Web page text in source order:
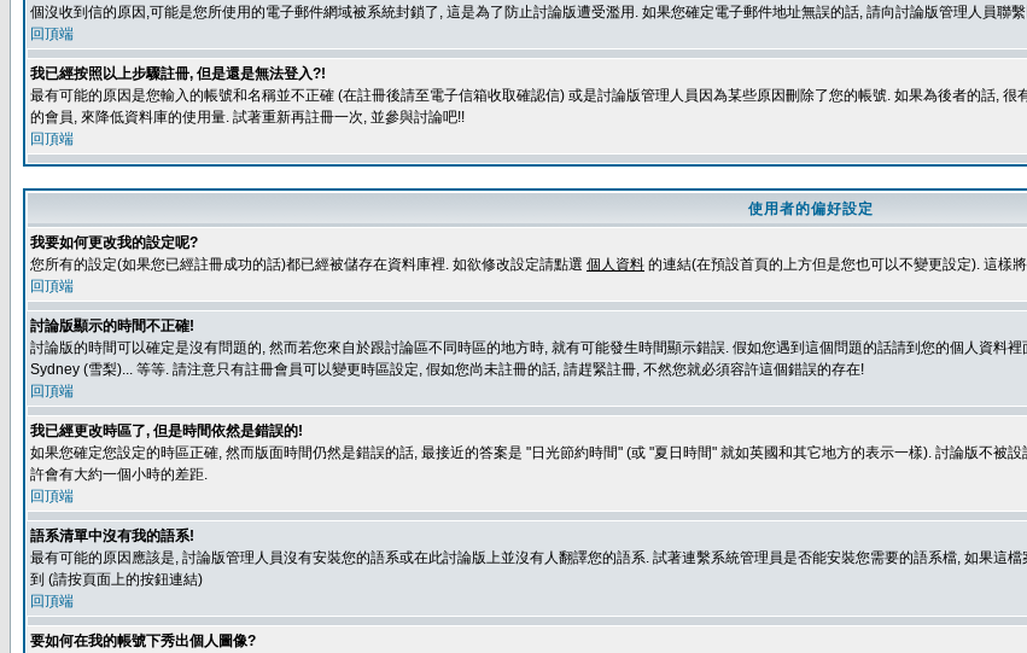
個沒收到信的原因,可能是您所使用的電子郵件網域被系統封鎖了, 這是為了防止討論版遭受濫用. 如果您確定電子郵件地址無誤的話, 請向討論版管理人員聯
回頂端
我已經按照以上步驟註冊, 但是還是無法登入?!
最有可能的原因是您輸入的帳號和名稱並不正確 (在註冊後請至電子信箱收取確認信) 或是討論版管理人員因為某些原因刪除了您的帳號. 如果為後者的話,
的會員, 來降低資料庫的使用量. 試著重新再註冊一次, 並參與討論吧!!
回頂端
使用者的偏好設定
我要如何更改我的設定呢?
您所有的設定(如果您已經註冊成功的話)都已經被儲存在資料庫裡. 如欲修改設定請點選 個人資料 的連結(在預設首頁的上方但是您也可以不變更設定). 這樣
回頂端
討論版顯示的時間不正確!
討論版的時間可以確定是沒有問題的, 然而若您來自於跟討論區不同時區的地方時, 就有可能發生時間顯示錯誤. 假如您遇到這個問題的話請到您的個人資料
Sydney (雪梨)... 等等. 請注意只有註冊會員可以變更時區設定, 假如您尚未註冊的話, 請趕緊註冊, 不然您就必須容許這個錯誤的存在!
回頂端
我已經更改時區了, 但是時間依然是錯誤的!
如果您確定您設定的時區正確, 然而版面時間仍然是錯誤的話, 最接近的答案是 "日光節約時間" (或 "夏日時間" 就如英國和其它地方的表示一樣). 討論版不被
許會有大約一個小時的差距.
回頂端
語系清單中沒有我的語系!
最有可能的原因應該是, 討論版管理人員沒有安裝您的語系或在此討論版上並沒有人翻譯您的語系. 試著連繫系統管理員是否能安裝您需要的語系檔, 如果這
到 (請按頁面上的按鈕連結)
回頂端
要如何在我的帳號下秀出個人圖像?